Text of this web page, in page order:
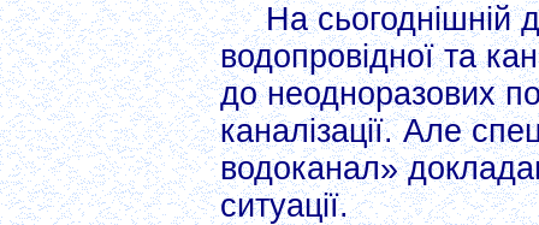
На сьогоднішній
водопровідної та
до неодноразових
каналізації. Але
водоканал»
ситуації.